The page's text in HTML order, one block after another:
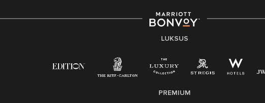
LUKSUS
PREMIUM